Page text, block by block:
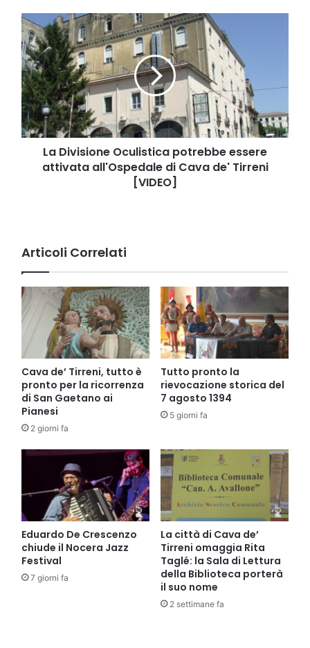
468
mila
euro,
derivante
dalla
gestione
del
Giffoni
Film
Festival
La
Divisione
Oculistica
potrebbe
essere
attivata
all'Ospedale
di
Cava
Tirreni
La Divisione Oculistica potrebbe essere
attivata all'Ospedale di Cava de' Tirreni
[VIDEO]
Articoli Correlati
Cava de’ Tirreni, tutto è
pronto per la ricorrenza
di San Gaetano ai
Pianesi
2 giorni fa
Tutto pronto la
rievocazione storica del
7 agosto 1394
5 giorni fa
Eduardo De Crescenzo
chiude il Nocera Jazz
Festival
7 giorni fa
La città di Cava de’
Tirreni omaggia Rita
Taglé: la Sala di Lettura
della Biblioteca porterà
il suo nome
2 settimane fa